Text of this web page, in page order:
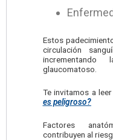
Estos
circulación
glaucomatoso.
Te invitamos a leer
es peligroso?
Factores
contribuyen al